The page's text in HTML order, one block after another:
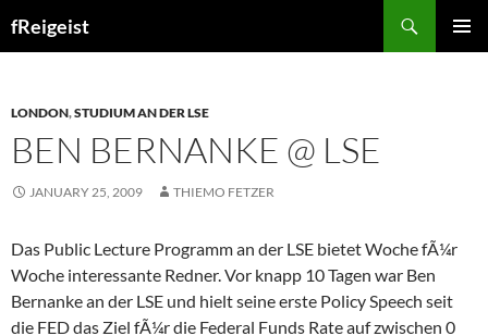
fReigeist
LONDON,STUDIUM AN DER LSE
BEN BERNANKE @ LSE
JANUARY 25, 2009 THIEMO FETZER
Das Public Lecture Programm an der LSE bietet Woche fÃ¼r
Woche interessante Redner. Vor knapp 10 Tagen war Ben
Bernanke an der LSE und hielt seine erste Policy Speech seit
die FED das Ziel fÃ¼r die Federal Funds Rate auf zwischen 0